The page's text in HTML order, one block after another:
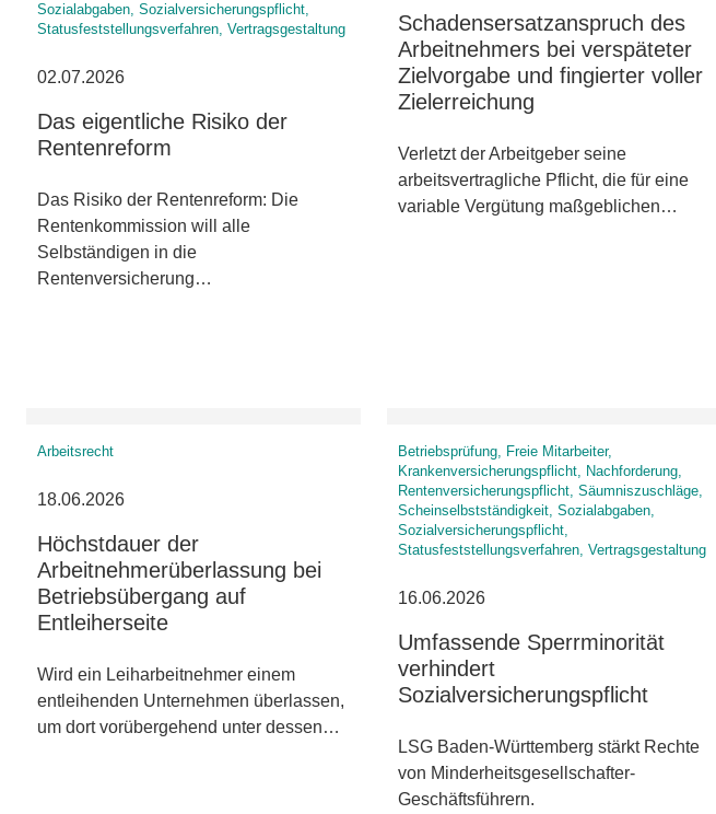
Sozialabgaben, Sozialversicherungspflicht,
Statusfeststellungsverfahren, Vertragsgestaltung
02.07.2026
Das eigentliche Risiko der
Rentenreform
Das Risiko der Rentenreform: Die
Rentenkommission will alle
Selbständigen in die
Rentenversicherung…
Schadensersatzanspruch des
Arbeitnehmers bei verspäteter
Zielvorgabe und fingierter voller
Zielerreichung
Verletzt der Arbeitgeber seine
arbeitsvertragliche Pflicht, die für eine
variable Vergütung maßgeblichen…
Arbeitsrecht
18.06.2026
Höchstdauer der
Arbeitnehmerüberlassung bei
Betriebsübergang auf
Entleiherseite
Wird ein Leiharbeitnehmer einem
entleihenden Unternehmen überlassen,
um dort vorübergehend unter dessen…
Betriebsprüfung, Freie Mitarbeiter,
Krankenversicherungspflicht, Nachforderung,
Rentenversicherungspflicht, Säumniszuschläge,
Scheinselbstständigkeit, Sozialabgaben,
Sozialversicherungspflicht,
Statusfeststellungsverfahren, Vertragsgestaltung
16.06.2026
Umfassende Sperrminorität
verhindert
Sozialversicherungspflicht
LSG Baden-Württemberg stärkt Rechte
von Minderheitsgesellschafter-
Geschäftsführern.